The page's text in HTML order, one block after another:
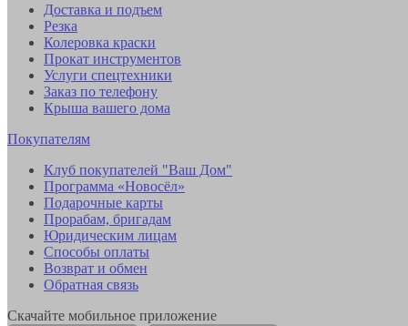
Доставка и подъем
Резка
Колеровка краски
Прокат инструментов
Услуги спецтехники
Заказ по телефону
Крыша вашего дома
Покупателям
Клуб покупателей "Ваш Дом"
Программа «Новосёл»
Подарочные карты
Прорабам, бригадам
Юридическим лицам
Способы оплаты
Возврат и обмен
Обратная связь
Скачайте мобильное приложение